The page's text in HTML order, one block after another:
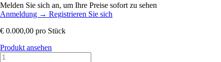
Melden Sie sich an, um Ihre Preise sofort zu sehen
Anmeldung → Registrieren Sie sich
€ 0.000,00 pro Stück
Produkt ansehen